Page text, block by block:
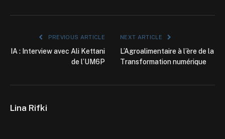
PREVIOUS ARTICLE
IA : Interview avec Ali Kettani
de l’UM6P
NEXT ARTICLE
L’Agroalimentaire à l’ère de la
Transformation numérique
Lina Rifki